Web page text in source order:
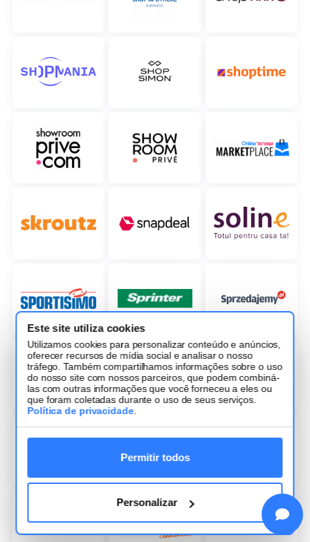
Este site utiliza cookies
Utilizamos cookies para personalizar conteúdo e anúncios,
oferecer recursos de mídia social e analisar o nosso
tráfego. Também compartilhamos informações sobre o uso
do nosso site com nossos parceiros, que podem combiná-
las com outras informações que você forneceu a eles ou
que foram coletadas durante o uso de seus serviços.
Política de privacidade
Permitir todos
Personalizar